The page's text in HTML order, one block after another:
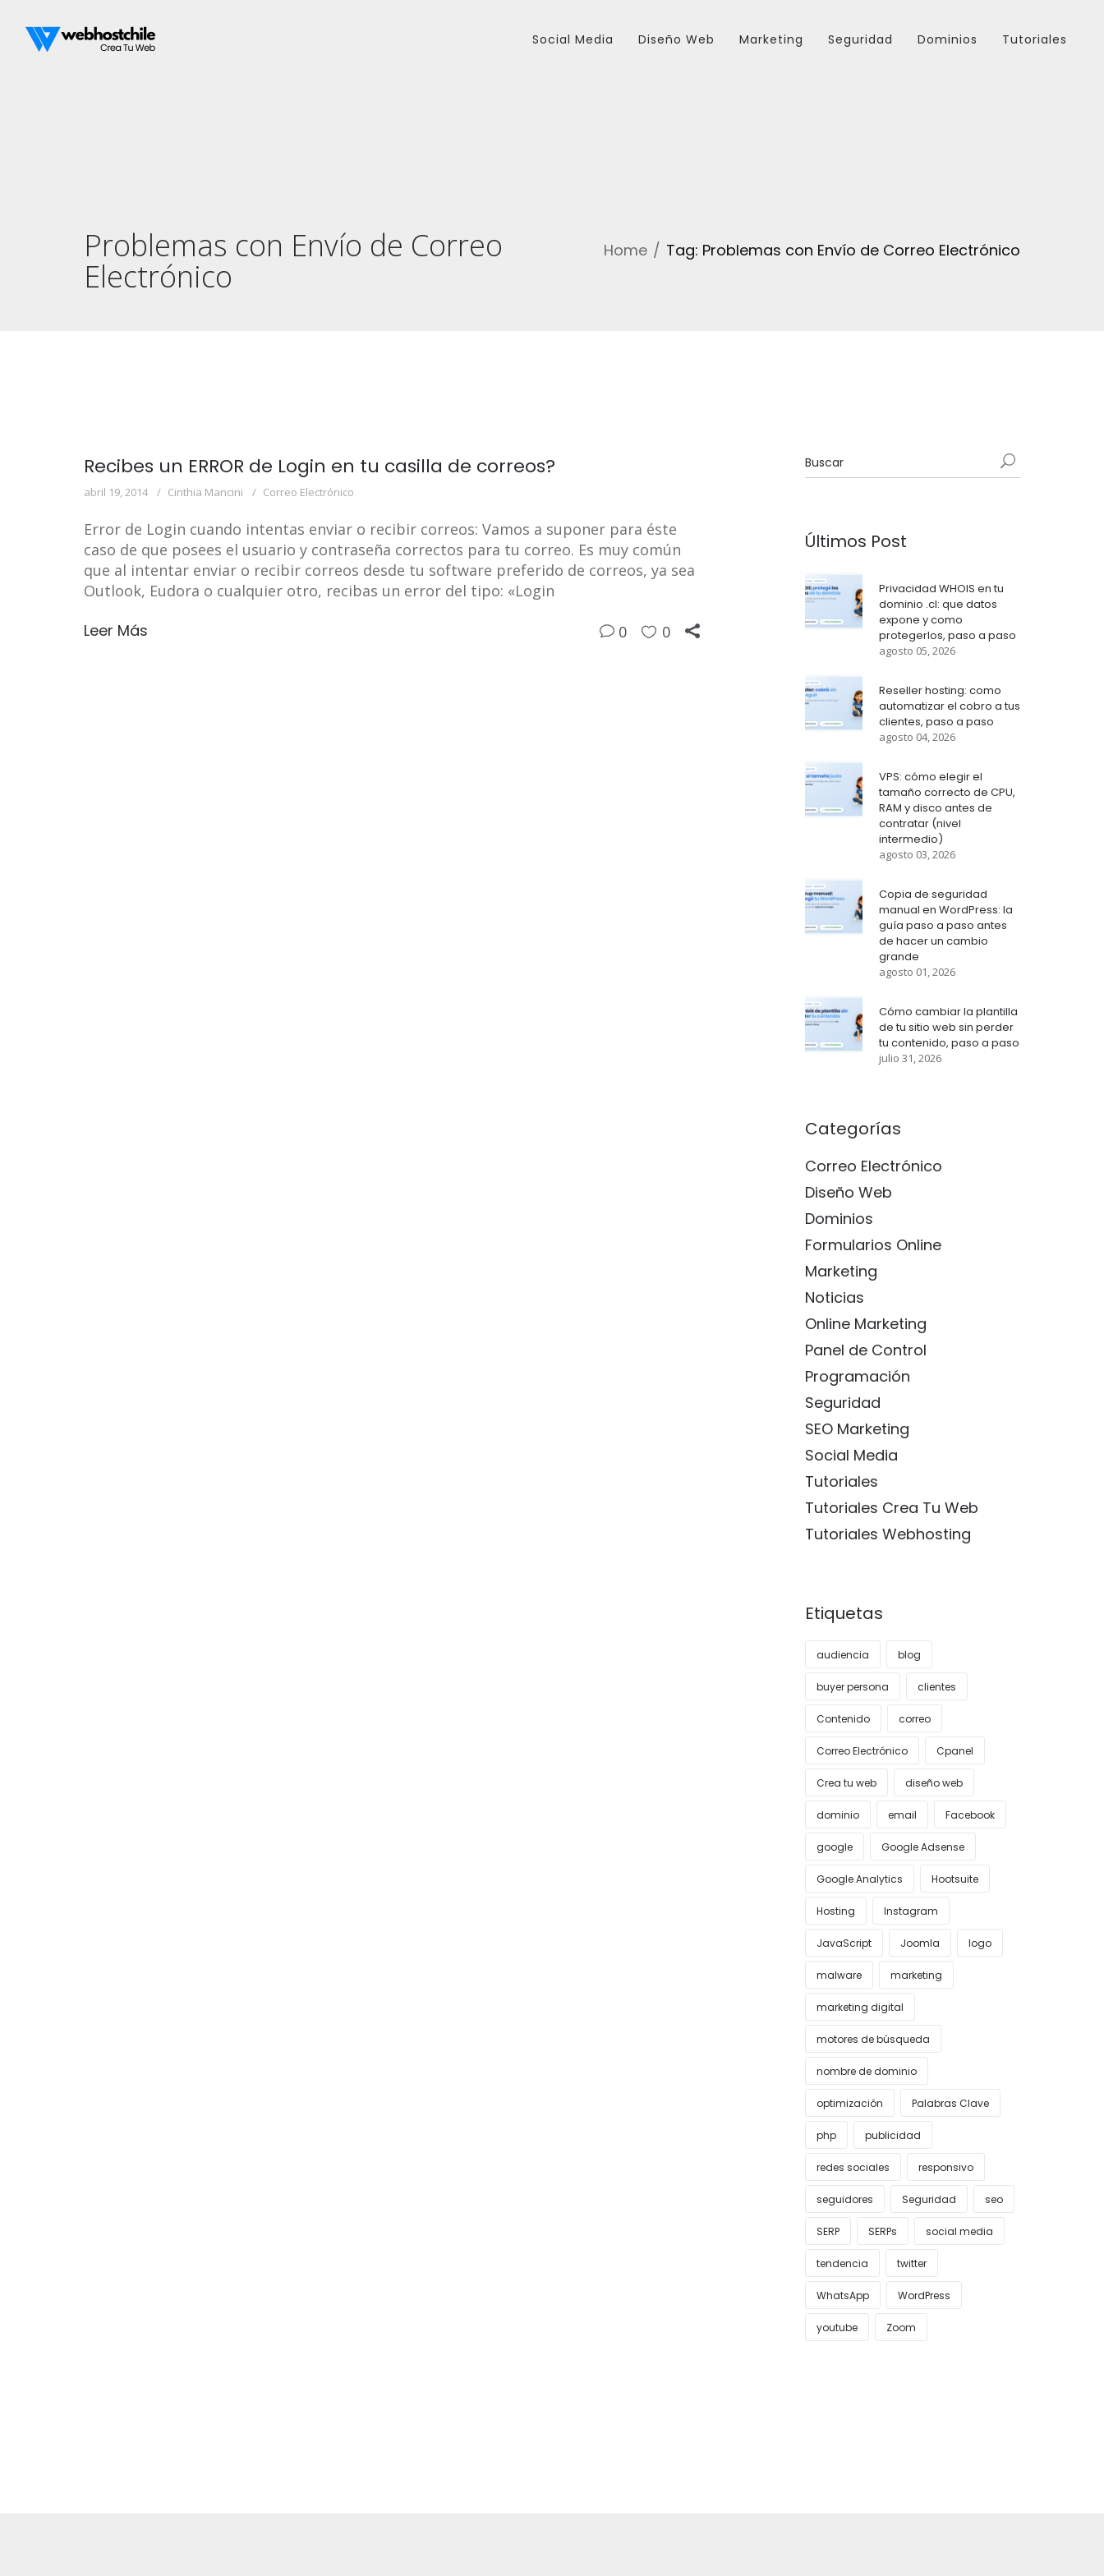
Social Media Diseño Web Marketing Seguridad Dominios Tutoriales
Problemas con Envío de Correo
Electrónico
Home Tag: Problemas con Envío de Correo Electrónico
Recibes un ERROR de Login en tu casilla de correos?
abril 19, 2014 Cinthia Mancini Correo Electrónico
Error de Login cuando intentas enviar o recibir correos: Vamos a suponer para éste
caso de que posees el usuario y contraseña correctos para tu correo. Es muy común
que al intentar enviar o recibir correos desde tu software preferido de correos, ya sea
Outlook, Eudora o cualquier otro, recibas un error del tipo: «Login
Leer Más 0 0
Últimos Post
Privacidad WHOIS en tu
dominio .cl: que datos
expone y como
protegerlos, paso a paso
agosto 05, 2026
Reseller hosting: como
automatizar el cobro a tus
clientes, paso a paso
agosto 04, 2026
VPS: cómo elegir el
tamaño correcto de CPU,
RAM y disco antes de
contratar (nivel
intermedio)
agosto 03, 2026
Copia de seguridad
manual en WordPress: la
guía paso a paso antes
de hacer un cambio
grande
agosto 01, 2026
Cómo cambiar la plantilla
de tu sitio web sin perder
tu contenido, paso a paso
julio 31, 2026
Categorías
Correo Electrónico
Diseño Web
Dominios
Formularios Online
Marketing
Noticias
Online Marketing
Panel de Control
Programación
Seguridad
SEO Marketing
Social Media
Tutoriales
Tutoriales Crea Tu Web
Tutoriales Webhosting
Etiquetas
audiencia blog
buyer persona clientes
Contenido correo
Correo Electrónico Cpanel
Crea tu web diseño web
dominio email Facebook
google Google Adsense
Google Analytics Hootsuite
Hosting Instagram
JavaScript Joomla logo
malware marketing
marketing digital
motores de búsqueda
nombre de dominio
optimización Palabras Clave
php publicidad
redes sociales responsivo
seguidores Seguridad seo
SERP SERPs social media
tendencia twitter
WhatsApp WordPress
youtube Zoom